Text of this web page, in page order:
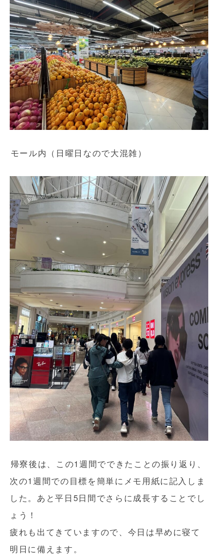
モール内（日曜日なので大混雑）
帰寮後は、この1週間でできたことの振り返り、
次の1週間での目標を簡単にメモ用紙に記入しま
した。あと平日5日間でさらに成長することでし
ょう！
疲れも出てきていますので、今日は早めに寝て
明日に備えます。